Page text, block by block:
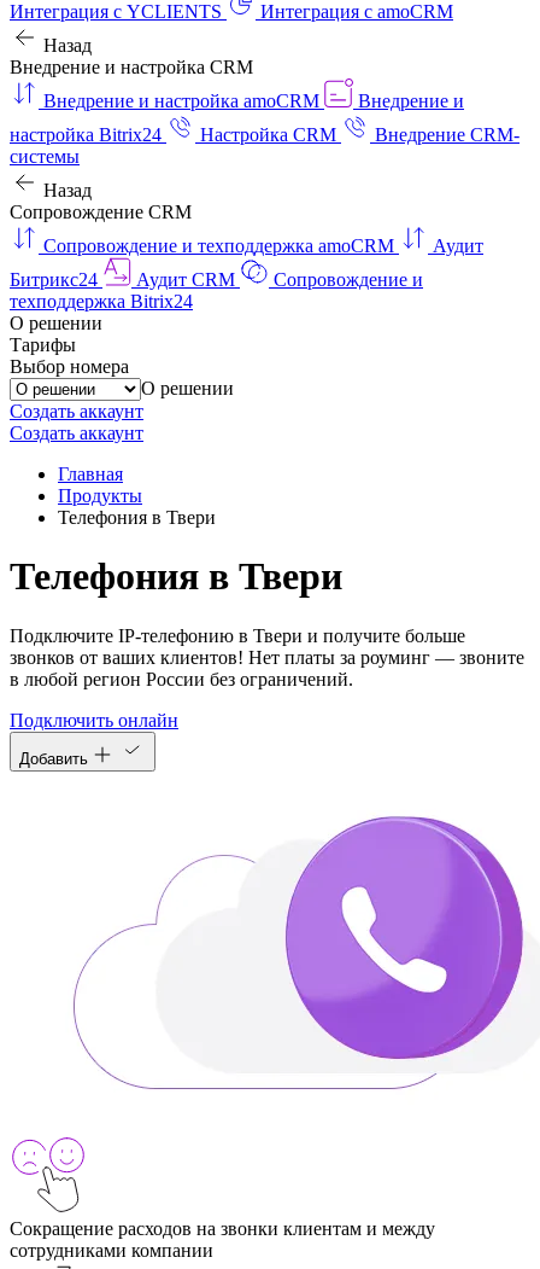
Интеграция с YCLIENTS
Интеграция с amoCRM
Назад
Внедрение и настройка CRM
Внедрение и настройка amoCRM
Внедрение и
настройка Bitrix24
Настройка CRM
Внедрение CRM-
системы
Назад
Сопровождение CRM
Сопровождение и техподдержка amoCRM
Аудит
Битрикс24
Аудит CRM
Сопровождение и
техподдержка Bitrix24
О решении
Тарифы
Выбор номера
О решении
Создать аккаунт
Создать аккаунт
Главная
Продукты
Телефония в Твери
Телефония в Твери
Подключите IP-телефонию в Твери и получите больше
звонков от ваших клиентов! Нет платы за роуминг — звоните
в любой регион России без ограничений.
Подключить онлайн
Добавить
Сокращение расходов на звонки клиентам и между
сотрудниками компании